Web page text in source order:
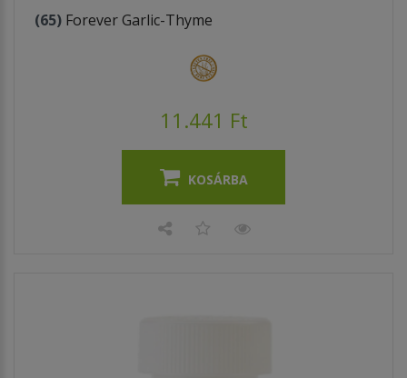
(65) Forever Garlic-Thyme
11.441 Ft
KOSÁRBA